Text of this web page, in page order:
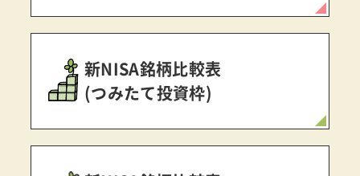
新NISA銘柄比較表
(つみたて投資枠)